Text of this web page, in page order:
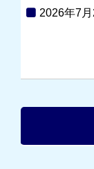
2026年7月